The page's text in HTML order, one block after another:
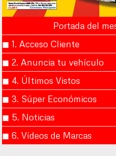
Portada del
◼︎ 1. Acceso Cliente
◼︎ 2. Anuncia tu vehículo
◼︎ 4. Últimos Vistos
◼︎ 3. Súper Económicos
◼︎ 5. Noticias
◼︎ 6. Vídeos de Marcas